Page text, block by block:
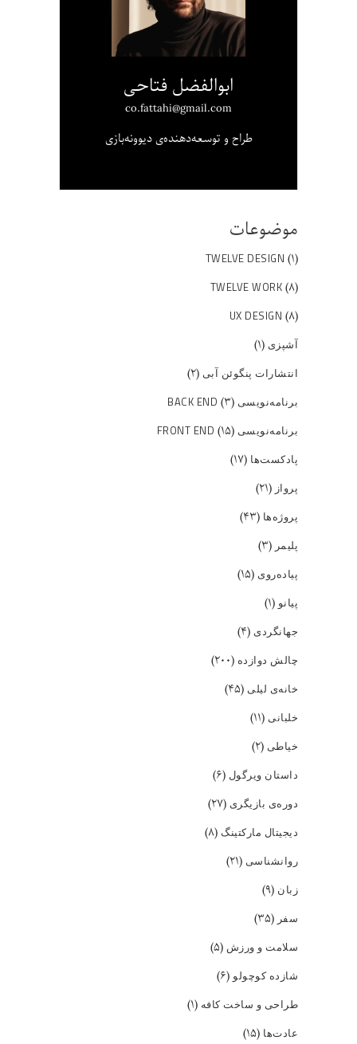
ابوالفضل فتاحی
co.fattahi@gmail.com
طراح و توسعه‌دهنده‌ی دیوونه‌بازی
موضوعات
TWELVE DESIGN (۱)
TWELVE WORK (۸)
UX DESIGN (۸)
آشپزی (۱)
انتشارات پنگوئن آبی (۲)
برنامه‌نویسی BACK END (۳)
برنامه‌نویسی FRONT END (۱۵)
پادکست‌ها (۱۷)
پرواز (۲۱)
پروژه‌ها (۴۳)
پلیمر (۳)
پیاده‌روی (۱۵)
پیانو(۱)
جهانگردی (۴)
چالش دوازده (۲۰۰)
خانه‌ی لیلی (۴۵)
خلبانی (۱۱)
خیاطی (۲)
داستان ویرگول (۶)
دوره‌ی بازیگری (۲۷)
دیجیتال مارکتینگ (۸)
روانشناسی (۲۱)
زبان (۹)
سفر (۳۵)
سلامت و ورزش (۵)
شازده کوچولو(۶)
طراحی و ساخت کافه (۱)
عادت‌ها (۱۵)